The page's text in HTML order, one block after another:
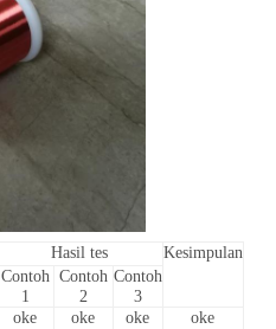
Hasil tes
Kesimpulan
Contoh
1
Contoh
2
Contoh
3
oke oke oke oke